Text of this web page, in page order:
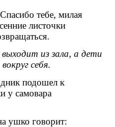
тебе, милая
листочки
из зала, а дети
себя.
подошел к
у самовара
ушко говорит: